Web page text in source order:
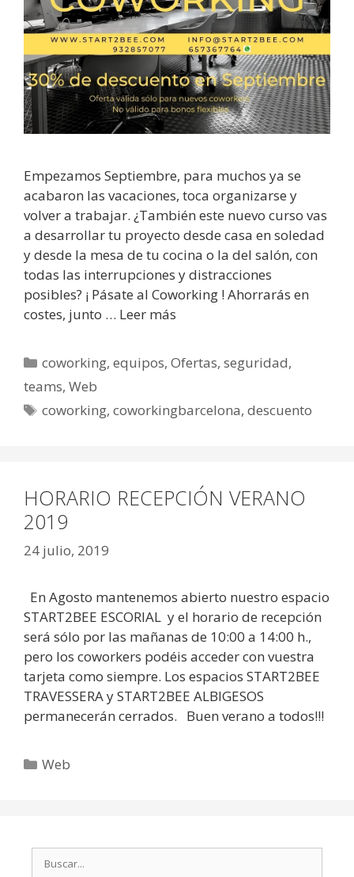
Empezamos Septiembre, para muchos ya se
acabaron las vacaciones, toca organizarse y
volver a trabajar. ¿También este nuevo curso vas
a desarrollar tu proyecto desde casa en soledad
y desde la mesa de tu cocina o la del salón, con
todas las interrupciones y distracciones
posibles? ¡ Pásate al Coworking ! Ahorrarás en
costes, junto … Leer más
coworking,equipos,Ofertas,seguridad,
teams, Web
coworking,coworkingbarcelona,descuento
HORARIO RECEPCIÓN VERANO
2019
24 julio, 2019
En Agosto mantenemos abierto nuestro espacio
START2BEE ESCORIAL y el horario de recepción
será sólo por las mañanas de 10:00 a 14:00 h.,
pero los coworkers podéis acceder con vuestra
tarjeta como siempre. Los espacios START2BEE
TRAVESSERA y START2BEE ALBIGESOS
permanecerán cerrados. Buen verano a todos!!!
Web